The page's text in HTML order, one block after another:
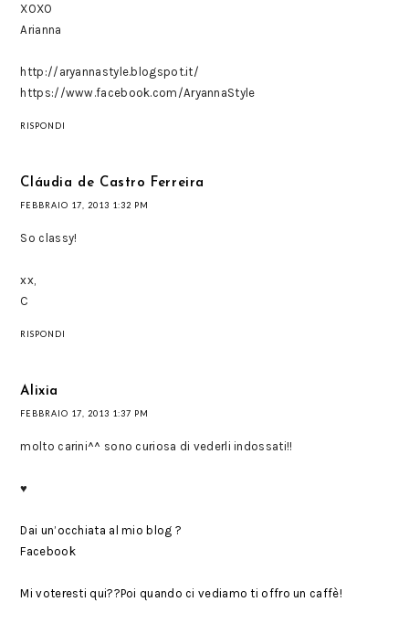
XOXO
Arianna
http://aryannastyle.blogspot.it/
https://www.facebook.com/AryannaStyle
RISPONDI
Cláudia de Castro Ferreira
FEBBRAIO 17, 2013 1:32 PM
So classy!
xx,
C
RISPONDI
Alixia
FEBBRAIO 17, 2013 1:37 PM
molto carini^^ sono curiosa di vederli indossati!!
♥
Dai un’occhiata al mio blog ?
Facebook
Mi voteresti qui??Poi quando ci vediamo ti offro un caffè!